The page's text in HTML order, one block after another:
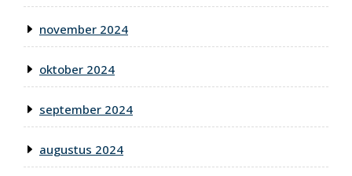
november 2024
oktober 2024
september 2024
augustus 2024